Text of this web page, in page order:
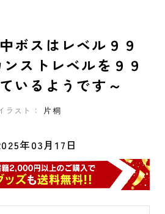
ボスはレベル９９
ストレベルを９９
いるようです～
ラスト： 片桐
年03月17日